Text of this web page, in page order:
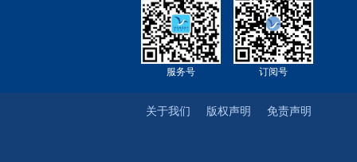
订阅号
服务号
免责声明
版权声明
关于我们